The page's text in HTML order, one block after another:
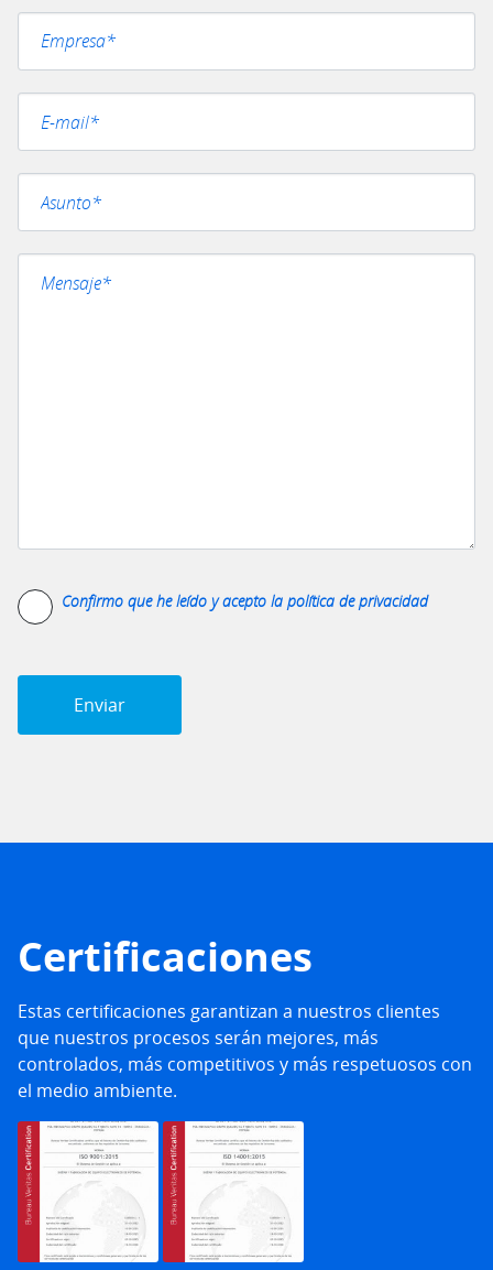
Confirmo que he leído y acepto la política de privacidad
Certificaciones
Estas certificaciones garantizan a nuestros clientes
que nuestros procesos serán mejores, más
controlados, más competitivos y más respetuosos con
el medio ambiente.